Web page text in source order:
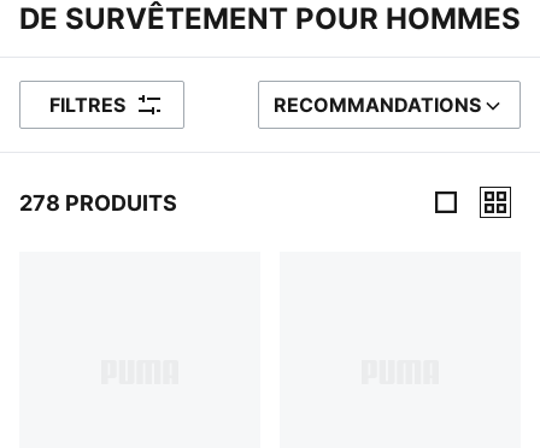
DE SURVÊTEMENT POUR HOMMES
FILTRES TRIER PAR
RECOMMANDATIONS
278 PRODUITS